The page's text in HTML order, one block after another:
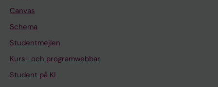
Canvas
Schema
Studentmejlen
Kurs- och programwebbar
Student på KI